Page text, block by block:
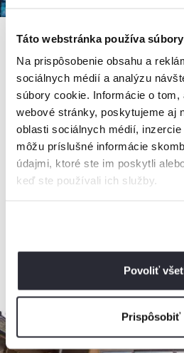
Táto webstránka používa
Na prispôsobenie obsahu a
sociálnych médií a analýzu
súbory cookie. Informácie o tom,
webové stránky, poskytujeme aj
oblasti sociálnych médií,
môžu príslušné informácie
údajmi, ktoré ste im poskytli
keď ste používali ich služby.
Povoliť
Prispôsobiť
Mountain Chalets - Chalet u
Chalet, Valča, Slovensko
8 osôb, 120 m , 3 spálne, 1 kúpeľňa
od250€ / noc